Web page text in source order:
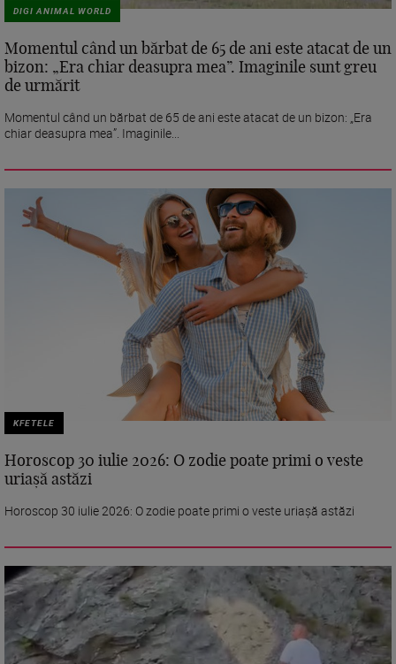
DIGI ANIMAL WORLD
Momentul când un bărbat de 65 de ani este atacat de un
bizon: „Era chiar deasupra mea”. Imaginile sunt greu
de urmărit
Momentul când un bărbat de 65 de ani este atacat de un bizon: „Era
chiar deasupra mea”. Imaginile...
KFETELE
Horoscop 30 iulie 2026: O zodie poate primi o veste
uriașă astăzi
Horoscop 30 iulie 2026: O zodie poate primi o veste uriașă astăzi